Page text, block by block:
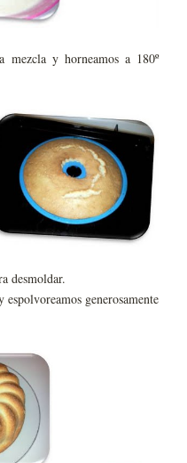
mezcla y horneamos a 180º
desmoldar.
generosamente